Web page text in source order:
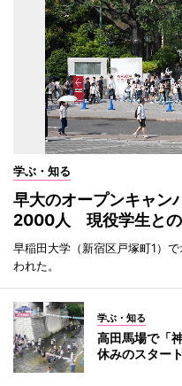
学ぶ・知る
早大のオープンキャン
2000人 現役学生との
早稲田大学（新宿区戸塚町1）
われた。
学ぶ・知る
高田馬場で「
休みのスター